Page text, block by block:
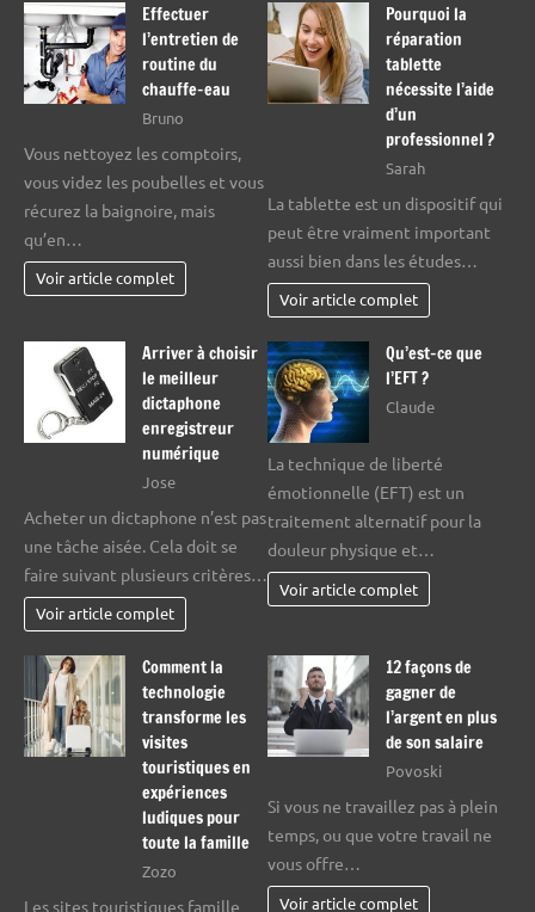
Effectuer
l’entretien de
routine du
chauffe-eau
Bruno
Vous nettoyez les comptoirs,
vous videz les poubelles et vous
récurez la baignoire, mais
qu’en…
Voir article complet
Pourquoi la
réparation
tablette
nécessite l’aide
d’un
professionnel ?
Sarah
La tablette est un dispositif qui
peut être vraiment important
aussi bien dans les études…
Voir article complet
Arriver à choisir
le meilleur
dictaphone
enregistreur
numérique
Jose
Acheter un dictaphone n’est pas
une tâche aisée. Cela doit se
faire suivant plusieurs critères…
Voir article complet
Qu’est-ce que
l’EFT ?
Claude
La technique de liberté
émotionnelle (EFT) est un
traitement alternatif pour la
douleur physique et…
Voir article complet
Comment la
technologie
transforme les
visites
touristiques en
expériences
ludiques pour
toute la famille
Zozo
Les sites touristiques famille
12 façons de
gagner de
l’argent en plus
de son salaire
Povoski
Si vous ne travaillez pas à plein
temps, ou que votre travail ne
vous offre…
Voir article complet